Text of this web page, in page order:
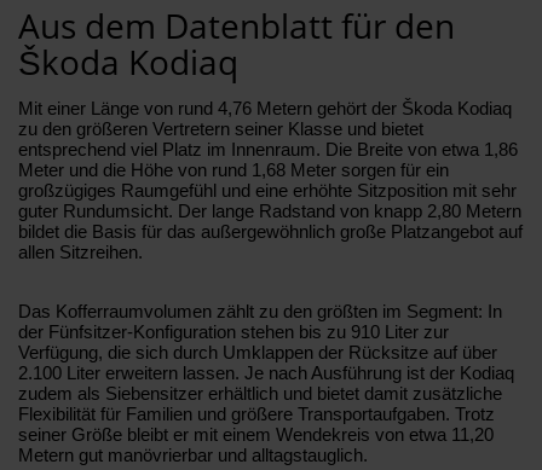
Aus dem Datenblatt für den
Škoda Kodiaq
Mit einer Länge von rund 4,76 Metern gehört der Škoda Kodiaq
zu den größeren Vertretern seiner Klasse und bietet
entsprechend viel Platz im Innenraum. Die Breite von etwa 1,86
Meter und die Höhe von rund 1,68 Meter sorgen für ein
großzügiges Raumgefühl und eine erhöhte Sitzposition mit sehr
guter Rundumsicht. Der lange Radstand von knapp 2,80 Metern
bildet die Basis für das außergewöhnlich große Platzangebot auf
allen Sitzreihen.
Das Kofferraumvolumen zählt zu den größten im Segment: In
der Fünfsitzer-Konfiguration stehen bis zu 910 Liter zur
Verfügung, die sich durch Umklappen der Rücksitze auf über
2.100 Liter erweitern lassen. Je nach Ausführung ist der Kodiaq
zudem als Siebensitzer erhältlich und bietet damit zusätzliche
Flexibilität für Familien und größere Transportaufgaben. Trotz
seiner Größe bleibt er mit einem Wendekreis von etwa 11,20
Metern gut manövrierbar und alltagstauglich.